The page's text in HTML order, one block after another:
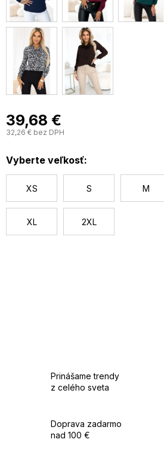
39,68 €
32,26 € bez DPH
Vyberte veľkosť:
XS S M
XL 2XL
Prinášame trendy
z celého sveta
Doprava zadarmo
nad 100 €